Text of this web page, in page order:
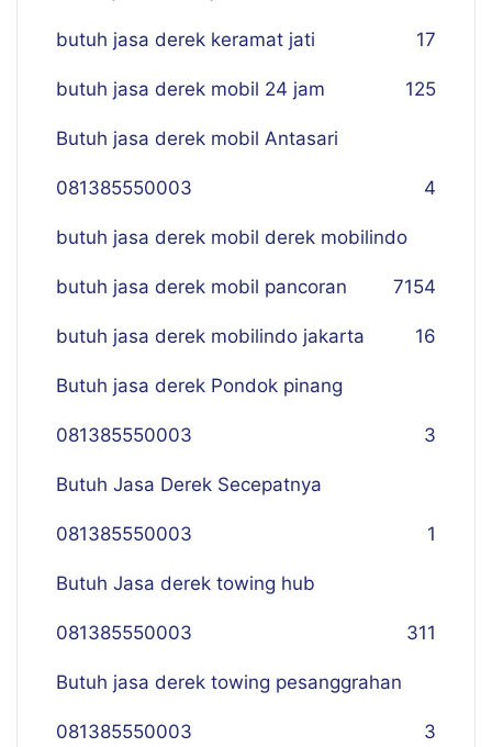
butuh jasa derek keramat jati 17
butuh jasa derek mobil 24 jam 125
Butuh jasa derek mobil Antasari
081385550003 4
butuh jasa derek mobil derek mobilindo
154
butuh jasa derek mobil pancoran 7
butuh jasa derek mobilindo jakarta 16
Butuh jasa derek Pondok pinang
081385550003 3
Butuh Jasa Derek Secepatnya
081385550003 1
Butuh Jasa derek towing hub
081385550003 311
Butuh jasa derek towing pesanggrahan
081385550003 3